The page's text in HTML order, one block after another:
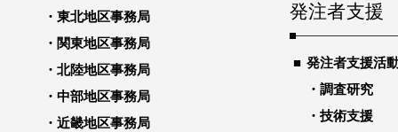
東北地区事務局
関東地区事務局
北陸地区事務局
中部地区事務局
近畿地区事務局
発注者支援
発注者支援活
調査研究
技術支援